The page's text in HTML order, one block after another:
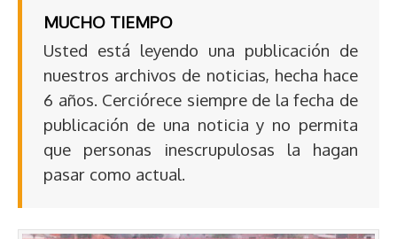
MUCHO TIEMPO
Usted está leyendo una publicación de
nuestros archivos de noticias, hecha hace
6 años. Cerciórece siempre de la fecha de
publicación de una noticia y no permita
que personas inescrupulosas la hagan
pasar como actual.